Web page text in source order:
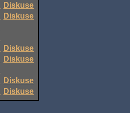
Diskuse
Diskuse
Diskuse
Diskuse
Diskuse
Diskuse